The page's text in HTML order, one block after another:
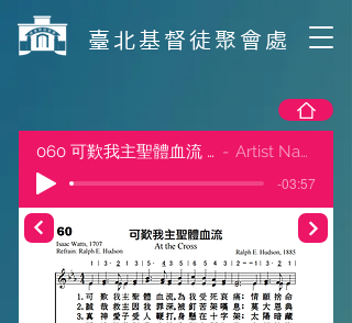
​臺北基督徒聚會處
060 可歎我主聖體血流 (全) Artist Name
-03:57